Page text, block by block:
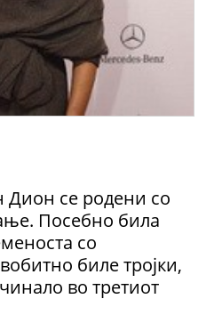
Дион се родени со
Посебно била
со
биле тројки,
во третиот